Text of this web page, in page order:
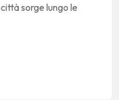
sorge lungo le